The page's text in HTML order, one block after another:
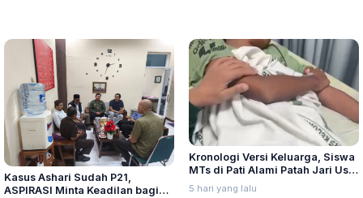
Kasus Ashari Sudah P21,
ASPIRASI Minta Keadilan bagi
Kronologi Versi Keluarga, Siswa
MTs di Pati Alami Patah Jari Usai
Diduga Jadi Korban Bullying
5 hari yang lalu